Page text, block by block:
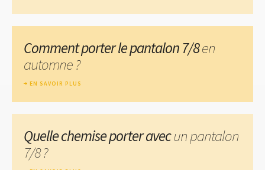
Comment porter le pantalon 7/8en
automne ?
EN SAVOIR PLUS
Quelle chemise porter avecun pantalon
7/8 ?